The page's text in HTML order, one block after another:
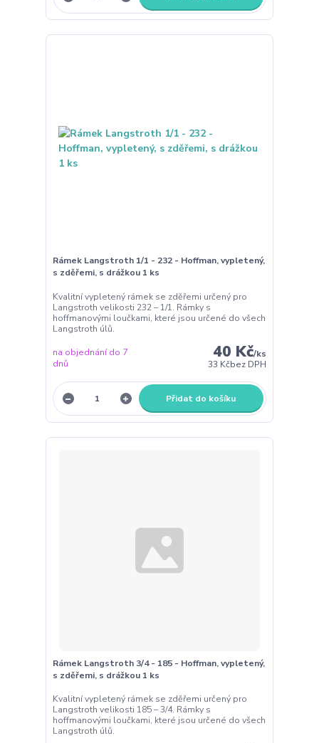
Rámek Langstroth 1/1 - 232 - Hoffman, vypletený,
s zděřemi, s drážkou 1 ks
Kvalitní vypletený rámek se zděřemi určený pro
Langstroth velikosti 232 – 1/1. Rámky s
hoffmanovými loučkami, které jsou určené do všech
Langstroth úlů.
40 Kč/ks
33 Kčbez DPH
na objednání do 7
dnů
Přidat do košíku
Rámek Langstroth 3/4 - 185 - Hoffman, vypletený,
s zděřemi, s drážkou 1 ks
Kvalitní vypletený rámek se zděřemi určený pro
Langstroth velikosti 185 – 3/4. Rámky s
hoffmanovými loučkami, které jsou určené do všech
Langstroth úlů.